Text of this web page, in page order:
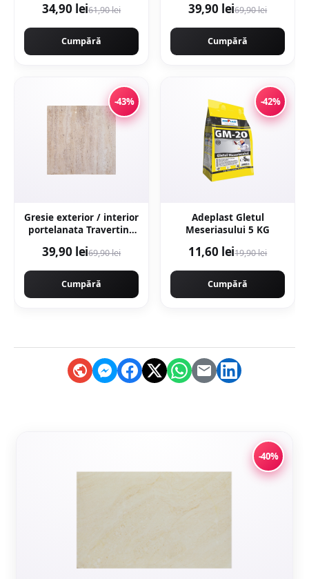
aspect ciment
34,90 lei61,90 lei
Cumpără
lucioasa rectificata tip
39,90 lei69,90 lei
Cumpără
-43%
Gresie exterior / interior
portelanata Travertino
lucioasa rectificata tip
39,90 lei69,90 lei
Cumpără
-42%
Adeplast Gletul
Meseriasului 5 KG
11,60 lei19,90 lei
Cumpără
-40%